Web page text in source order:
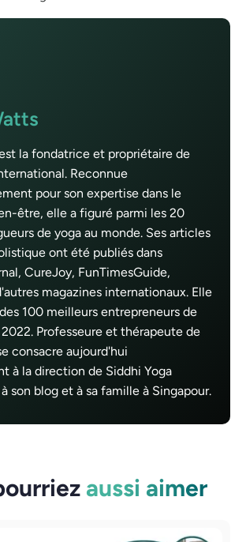
la fondatrice et propriétaire de
Reconnue
pour son expertise dans le
être, elle a figuré parmi les 20
de yoga au monde. Ses articles
ont été publiés dans
CureJoy, FunTimesGuide,
magazines internationaux. Elle
100 meilleurs entrepreneurs de
Professeure et thérapeute de
consacre aujourd'hui
à la direction de Siddhi Yoga
son blog et à sa famille à Singapour.
aussi aimer